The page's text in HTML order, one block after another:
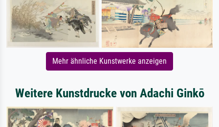
Mehr ähnliche Kunstwerke anzeigen
Weitere Kunstdrucke von Adachi Ginkō